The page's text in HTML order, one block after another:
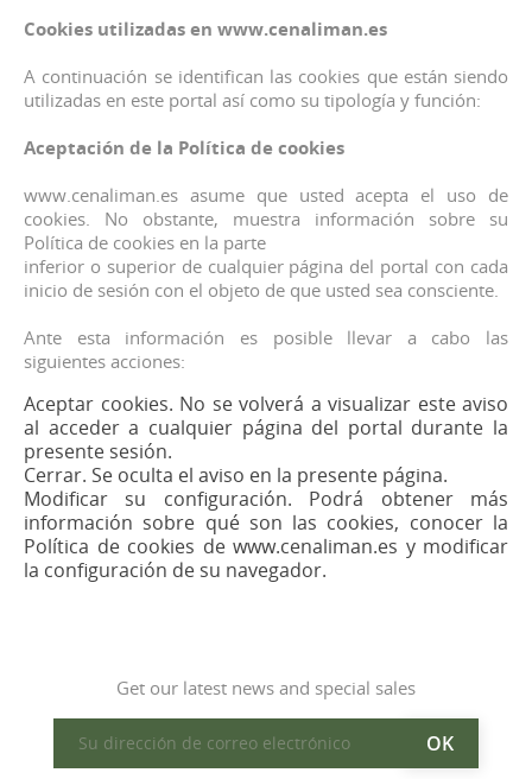
Cookies utilizadas en www.cenaliman.es
A continuación se identifican las cookies que están siendo
utilizadas en este portal así como su tipología y función:
Aceptación de la Política de cookies
www.cenaliman.es asume que usted acepta el uso de
cookies. No obstante, muestra información sobre su
Política de cookies en la parte
inferior o superior de cualquier página del portal con cada
inicio de sesión con el objeto de que usted sea consciente.
Ante esta información es posible llevar a cabo las
siguientes acciones:
Aceptar cookies. No se volverá a visualizar este aviso
al acceder a cualquier página del portal durante la
presente sesión.
Cerrar. Se oculta el aviso en la presente página.
Modificar su configuración. Podrá obtener más
información sobre qué son las cookies, conocer la
Política de cookies de www.cenaliman.es y modificar
la configuración de su navegador.
Get our latest news and special sales